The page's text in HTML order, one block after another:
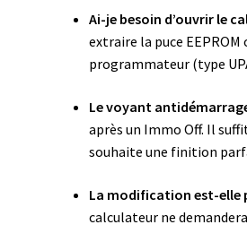
Ai-je besoin d’ouvrir le
extraire la puce
programmateur (type
Le voyant
après un Immo Off. Il
souhaite une finition
La modification est-elle
calculateur ne